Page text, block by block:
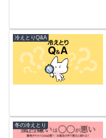
冷えとりQ&A
冬の冷えとり